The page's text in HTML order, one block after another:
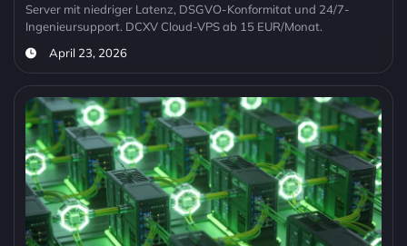
Server mit niedriger Latenz, DSGVO-Konformitat und 24/7-
Ingenieursupport. DCXV Cloud-VPS ab 15 EUR/Monat.
April 23, 2026